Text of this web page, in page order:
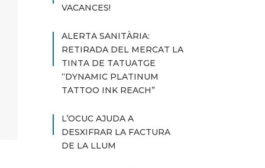
VACANCES!
ALERTA SANITÀRIA:
RETIRADA DEL MERCAT LA
TINTA DE TATUATGE
“DYNAMIC PLATINUM
TATTOO INK REACH”
L’OCUC AJUDA A
DESXIFRAR LA FACTURA
DE LA LLUM